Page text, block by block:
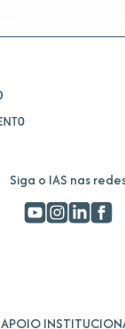
Siga o IAS nas
APOIO